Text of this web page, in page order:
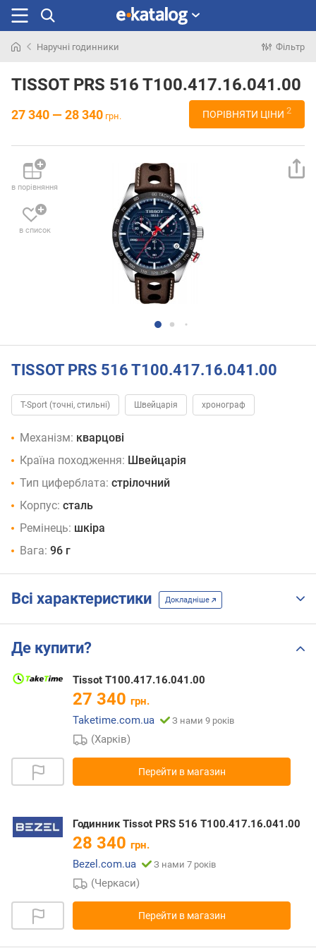
раніше
Наручні годинники Фільтр
TISSOT PRS 516 T100.417.16.041.00
27 340 — 28 340 грн. ПОРІВНЯТИ ЦІНИ 2
в порівняння
в список
TISSOT PRS 516 T100.417.16.041.00
T-Sport (точні, стильні) Швейцарія хронограф
Механізм: кварцові
Країна походження: Швейцарія
Тип циферблата: стрілочний
Корпус: сталь
Ремінець: шкіра
Вага: 96 г
Всі характеристики Докладніше
Де купити?
Tissot T100.417.16.041.00
27 340 грн.
Taketime.com.ua
З нами 9 років
(Харків)
Перейти в магазин
Годинник Tissot PRS 516 T100.417.16.041.00
28 340 грн.
Bezel.com.ua
З нами 7 років
(Черкаси)
Перейти в магазин